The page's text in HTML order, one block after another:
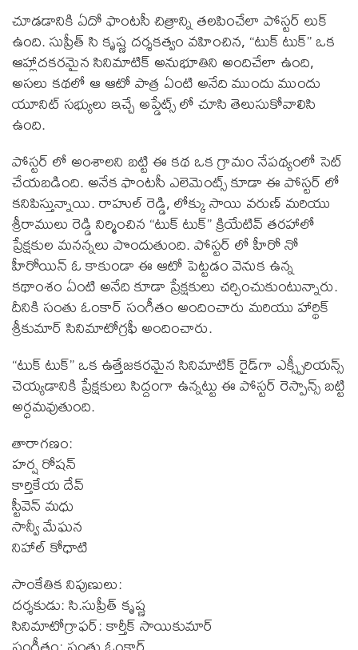
చూడడానికి ఏదో ఫాంటసీ చిత్రాన్ని తలపించేలా పోస్టర్ లుక్
ఉంది. సుప్రీత్ సి కృష్ణ దర్శకత్వం వహించిన, “టుక్ టుక్” ఒక
ఆహ్లాదకరమైన సినిమాటిక్ అనుభూతిని అందిచేలా ఉంది,
అసలు కథలో ఆ ఆటో పాత్ర ఏంటి అనేది ముందు ముందు
యూనిట్ సభ్యులు ఇచ్చే అప్డేట్స్ లో చూసి తెలుసుకోవాలిసి
ఉంది.
పోస్టర్ లో అంశాలని బట్టి ఈ కథ ఒక గ్రామం నేపథ్యంలో సెట్
చేయబడింది. అనేక ఫాంటసీ ఎలెమెంట్స్ కూడా ఈ పోస్టర్ లో
కనిపిస్తున్నాయి. రాహుల్ రెడ్డి, లోక్కు సాయి వరుణ్ మరియు
శ్రీరాములు రెడ్డి నిర్మించిన “టుక్ టుక్” క్రియేటివ్ తరహాలో
ప్రేక్షకుల మనన్నలు పొందుతుంది. పోస్టర్ లో హీరో నో
హీరోయిన్ ఓ కాకుండా ఈ ఆటో పెట్టడం వెనుక ఉన్న
కథాంశం ఏంటి అనేది కూడా ప్రేక్షకులు చర్చించుకుంటున్నారు.
దీనికి సంతు ఓంకార్ సంగీతం అందించారు మరియు హార్థిక్
శ్రీకుమార్ సినిమాటోగ్రఫీ అందించారు.
“టుక్ టుక్” ఒక ఉత్తేజకరమైన సినిమాటిక్ రైడ్‌గా ఎక్స్పీరియన్స్
చెయ్యడానికి ప్రేక్షకులు సిద్దంగా ఉన్నట్టు ఈ పోస్టర్ రెస్పాన్స్ బట్టి
అర్ధమవుతుంది.
తారాగణం:
హర్ష రోషన్
కార్తికేయ దేవ్
స్టీవెన్ మధు
సాన్వీ మేఘన
నిహాల్ కోధాటి
సాంకేతిక నిపుణులు:
దర్శకుడు: సి.సుప్రీత్ కృష్ణ
సినిమాటోగ్రాఫర్: కార్తీక్ సాయికుమార్